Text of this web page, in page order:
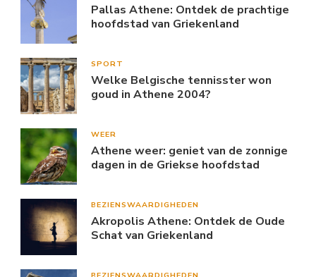
Pallas Athene: Ontdek de prachtige
hoofdstad van Griekenland
SPORT
Welke Belgische tennisster won
goud in Athene 2004?
WEER
Athene weer: geniet van de zonnige
dagen in de Griekse hoofdstad
BEZIENSWAARDIGHEDEN
Akropolis Athene: Ontdek de Oude
Schat van Griekenland